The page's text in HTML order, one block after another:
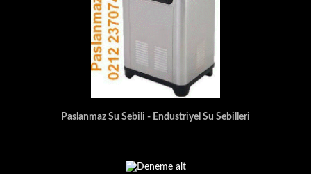
Paslanmaz Su Sebili - Endustriyel Su Sebilleri